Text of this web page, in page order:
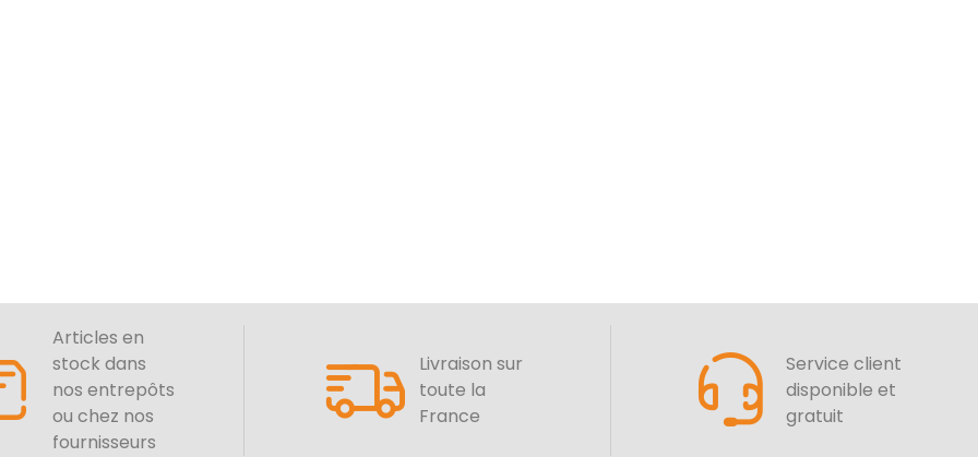
Articles en
stock dans
nos entrepôts
ou chez nos
fournisseurs
Livraison sur
toute la
France
Service client
disponible et
gratuit